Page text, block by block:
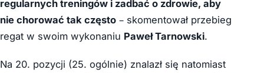
regularnych treningów i zadbać o zdrowie, aby
nie chorować tak często – skomentował przebieg
regat w swoim wykonaniu Paweł Tarnowski.
Na 20. pozycji (25. ogólnie) znalazł się natomiast